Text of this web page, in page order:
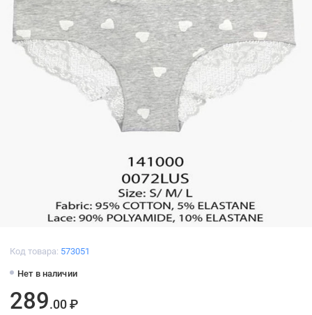
Код товара: 573051
Нет в наличии
289.00 ₽